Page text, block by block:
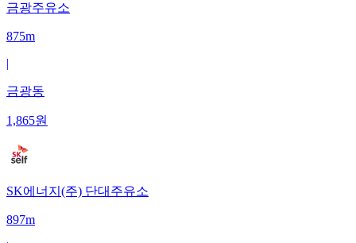
금광주유소
875m
|
금광동
1,865원
SK에너지(주) 단대주유소
897m